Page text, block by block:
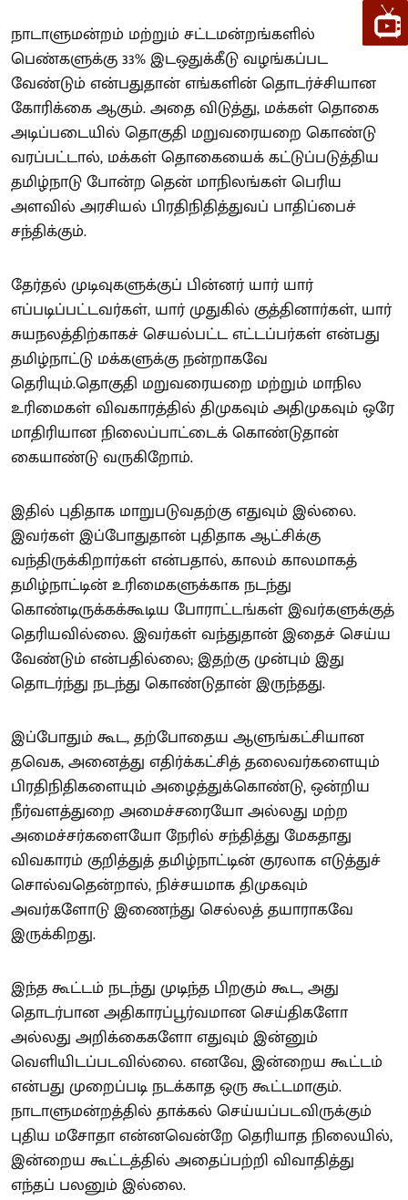
நாடாளுமன்றம் மற்றும் சட்டமன்றங்களில்
பெண்களுக்கு 33% இடஒதுக்கீடு வழங்கப்பட
வேண்டும் என்பதுதான் எங்களின் தொடர்ச்சியான
கோரிக்கை ஆகும். அதை விடுத்து, மக்கள் தொகை
அடிப்படையில் தொகுதி மறுவரையறை கொண்டு
வரப்பட்டால், மக்கள் தொகையைக் கட்டுப்படுத்திய
தமிழ்நாடு போன்ற தென் மாநிலங்கள் பெரிய
அளவில் அரசியல் பிரதிநிதித்துவப் பாதிப்பைச்
சந்திக்கும்.
தேர்தல் முடிவுகளுக்குப் பின்னர் யார் யார்
எப்படிப்பட்டவர்கள், யார் முதுகில் குத்தினார்கள், யார்
சுயநலத்திற்காகச் செயல்பட்ட எட்டப்பர்கள் என்பது
தமிழ்நாட்டு மக்களுக்கு நன்றாகவே
தெரியும்.தொகுதி மறுவரையறை மற்றும் மாநில
உரிமைகள் விவகாரத்தில் திமுகவும் அதிமுகவும் ஒரே
மாதிரியான நிலைப்பாட்டைக் கொண்டுதான்
கையாண்டு வருகிறோம்.
இதில் புதிதாக மாறுபடுவதற்கு எதுவும் இல்லை.
இவர்கள் இப்போதுதான் புதிதாக ஆட்சிக்கு
வந்திருக்கிறார்கள் என்பதால், காலம் காலமாகத்
தமிழ்நாட்டின் உரிமைகளுக்காக நடந்து
கொண்டிருக்கக்கூடிய போராட்டங்கள் இவர்களுக்குத்
தெரியவில்லை. இவர்கள் வந்துதான் இதைச் செய்ய
வேண்டும் என்பதில்லை; இதற்கு முன்பும் இது
தொடர்ந்து நடந்து கொண்டுதான் இருந்தது.
இப்போதும் கூட, தற்போதைய ஆளுங்கட்சியான
தவெக, அனைத்து எதிர்க்கட்சித் தலைவர்களையும்
பிரதிநிதிகளையும் அழைத்துக்கொண்டு, ஒன்றிய
நீர்வளத்துறை அமைச்சரையோ அல்லது மற்ற
அமைச்சர்களையோ நேரில் சந்தித்து மேகதாது
விவகாரம் குறித்துத் தமிழ்நாட்டின் குரலாக எடுத்துச்
சொல்வதென்றால், நிச்சயமாக திமுகவும்
அவர்களோடு இணைந்து செல்லத் தயாராகவே
இருக்கிறது.
இந்த கூட்டம் நடந்து முடிந்த பிறகும் கூட, அது
தொடர்பான அதிகாரப்பூர்வமான செய்திகளோ
அல்லது அறிக்கைகளோ எதுவும் இன்னும்
வெளியிடப்படவில்லை. எனவே, இன்றைய கூட்டம்
என்பது முறைப்படி நடக்காத ஒரு கூட்டமாகும்.
நாடாளுமன்றத்தில் தாக்கல் செய்யப்படவிருக்கும்
புதிய மசோதா என்னவென்றே தெரியாத நிலையில்,
இன்றைய கூட்டத்தில் அதைப்பற்றி விவாதித்து
எந்தப் பலனும் இல்லை.